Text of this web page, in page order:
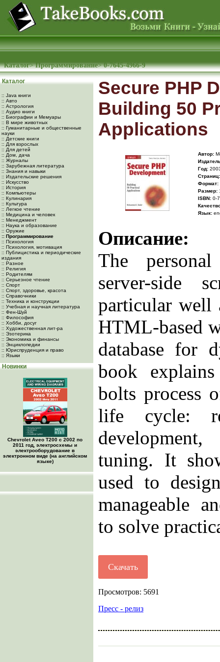
Каталог>Программирование>0-7645-4966-9
Каталог
:: Java книги
:: Авто
:: Астрология
:: Аудио книги
:: Биографии и Мемуары
:: В мире животных
:: Гуманитарные и общественные
науки
:: Детские книги
:: Для взрослых
:: Для детей
:: Дом, дача
:: Журналы
:: Зарубежная литература
:: Знания и навыки
:: Издательские решения
:: Искусство
:: История
:: Компьютеры
:: Кулинария
:: Культура
:: Легкое чтение
:: Медицина и человек
:: Менеджмент
:: Наука и образование
:: Оружие
:: Программирование
:: Психология
:: Психология, мотивация
:: Публицистика и периодические
издания
:: Разное
:: Религия
:: Родителям
:: Серьезное чтение
:: Спорт
:: Спорт, здоровье, красота
:: Справочники
:: Техника и конструкции
:: Учебная и научная литература
:: Фен-Шуй
:: Философия
:: Хобби, досуг
:: Художественная лит-ра
:: Эзотерика
:: Экономика и финансы
:: Энциклопедии
:: Юриспруденция и право
:: Языки
Новинки
Chevrolet Aveo Т200 с 2002 по
2011 год, электросхемы и
электрооборудование в
электронном виде (на английском
языке)
Secure PHP
Building 50
Applications
Автор:
Год:
Cтраниц:
Формат:
Размер:
ISBN: 0-
Язык:
Описание:
The
server-side
particular well
HTML-based
database for
book
bolts process
life cycle:
tuning. It
used to
manageable
to solve
Скачать
Просмотров: 5691
Пресс - релиз